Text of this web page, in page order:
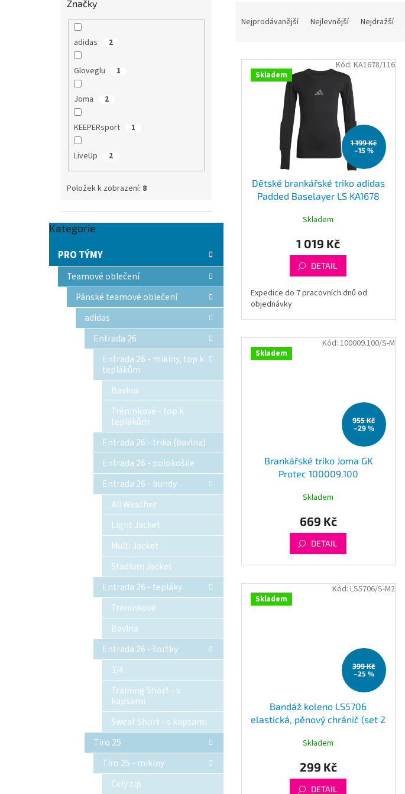
Značky
adidas 2
Gloveglu 1
Joma 2
KEEPERsport 1
LiveUp 2
Položek k zobrazení: 8
Přeskočit
Kategorie
PRO TÝMY
Teamové oblečení
Pánské teamové oblečení
adidas
Entrada 26
Entrada 26 - mikiny, top k
teplákům
Bavlna
Tréninkové - top k
teplákům
Entrada 26 - trika (bavlna)
Entrada 26 - polokošile
Entrada 26 - bundy
All Weather
Light Jacket
Multi Jacket
Stadium Jacket
Entrada 26 - tepláky
Tréninkové
Bavlna
Entrada 26 - šortky
3/4
Training Short - s
kapsami
Sweat Short - s kapsami
Tiro 25
Tiro 25 - mikiny
Celý zip
n
Nejprodávanější Nejlevnější Nejdražší
V
Skladem
1 199 Kč
–15 %
Dětské brankářské triko adidas
Padded Baselayer LS KA1678
Skladem
1 019 Kč
DETAIL
Expedice do 7 pracovních dnů od
objednávky
Kód: KA1678/116
Skladem
955 Kč
–29 %
Brankářské triko Joma GK
Protec 100009.100
Skladem
669 Kč
DETAIL
Kód: 100009.100/S-M
Skladem
399 Kč
–25 %
Bandáž koleno LS5706
elastická, pěnový chránič (set 2
Skladem
299 Kč
DETAIL
Kód: LS5706/S-M2